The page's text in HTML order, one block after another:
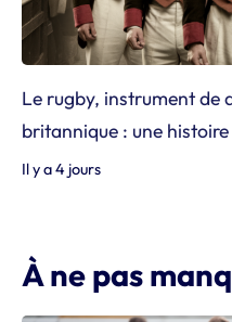
Le rugby, instrument de
britannique : une
Il y a 4 jours
À ne pas